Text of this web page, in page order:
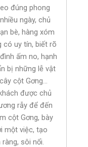
đúng phong
ngày, chủ
bè, hàng xóm
có uy tín, biết rõ
ấm no, hạnh
bị những lễ vật
cột Gơng…
được chủ
rẫy để đến
cột Gơng, bày
một việc, tạo
sôi nổi.